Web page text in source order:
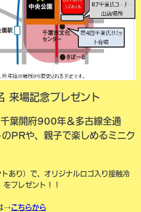
来場記念プレゼント
葉開府900年＆多古線全通
PRや、親子で楽しめるミニク
あり）で、オリジナルロゴ入り接触冷
プレゼント！！
→こちらから